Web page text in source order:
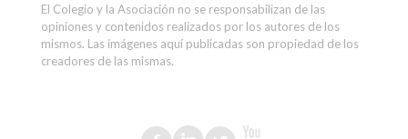
El Colegio y la Asociación no se responsabilizan de las
opiniones y contenidos realizados por los autores de los
mismos. Las imágenes aquí publicadas son propiedad de los
creadores de las mismas.